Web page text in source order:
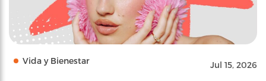
Vida y Bienestar Jul 15, 2026